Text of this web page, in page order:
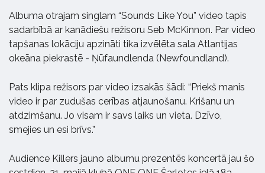
Albuma otrajam singlam “Sounds Like You” video tapis
sadarbībā ar kanādiešu režisoru Seb McKinnon. Par video
tapšanas lokāciju apzināti tika izvēlēta sala Atlantijas
okeāna piekrastē - Ņūfaundlenda (Newfoundland).
Pats klipa režisors par video izsakās šādi: “Priekš manis
video ir par zudušas cerības atjaunošanu. Krišanu un
atdzimšanu. Jo visam ir savs laiks un vieta. Dzīvo,
smejies un esi brīvs.”
Audience Killers jauno albumu prezentēs koncertā jau šo